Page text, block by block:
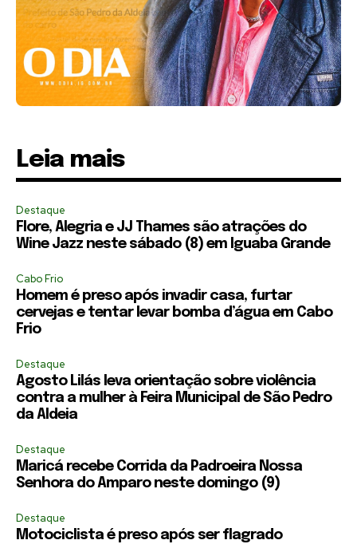
Leia mais
Destaque
Flore, Alegria e JJ Thames são atrações do
Wine Jazz neste sábado (8) em Iguaba Grande
Cabo Frio
Homem é preso após invadir casa, furtar
cervejas e tentar levar bomba d’água em Cabo
Frio
Destaque
Agosto Lilás leva orientação sobre violência
contra a mulher à Feira Municipal de São Pedro
da Aldeia
Destaque
Maricá recebe Corrida da Padroeira Nossa
Senhora do Amparo neste domingo (9)
Destaque
Motociclista é preso após ser flagrado